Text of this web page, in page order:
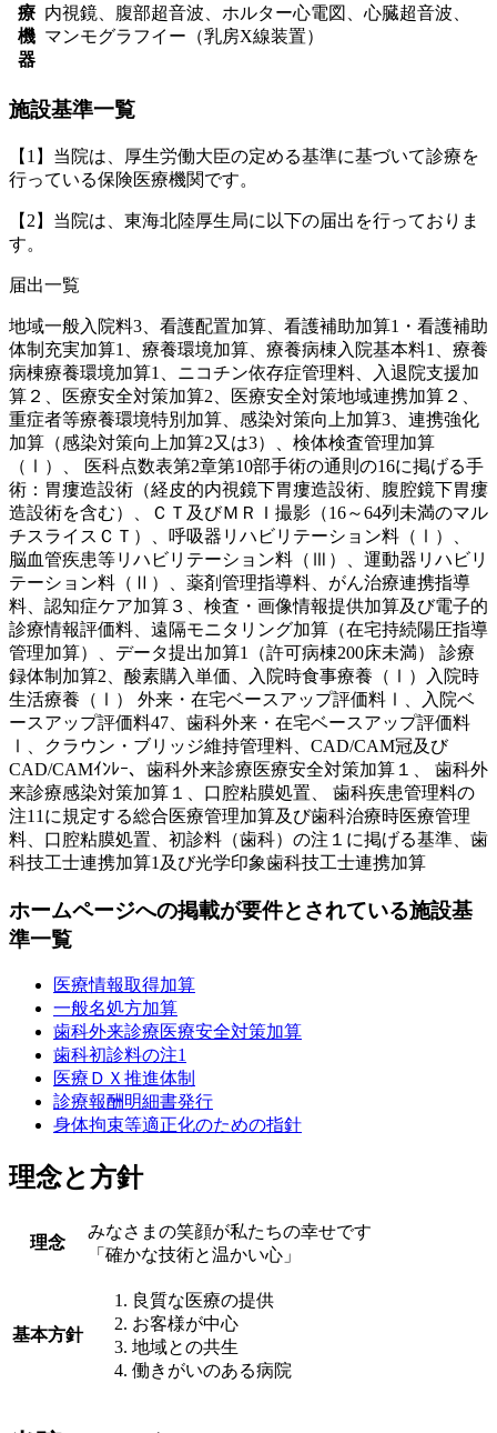
療
機
器
内視鏡、腹部超音波、ホルター心電図、心臓超音波、
マンモグラフイー（乳房X線装置）
施設基準一覧
【1】当院は、厚生労働大臣の定める基準に基づいて診療を
行っている保険医療機関です。
【2】当院は、東海北陸厚生局に以下の届出を行っておりま
す。
届出一覧
地域一般入院料3、看護配置加算、看護補助加算1・看護補助
体制充実加算1、療養環境加算、療養病棟入院基本料1、療養
病棟療養環境加算1、ニコチン依存症管理料、入退院支援加
算２、医療安全対策加算2、医療安全対策地域連携加算２、
重症者等療養環境特別加算、感染対策向上加算3、連携強化
加算（感染対策向上加算2又は3）、検体検査管理加算
（Ⅰ）、 医科点数表第2章第10部手術の通則の16に掲げる手
術：胃瘻造設術（経皮的内視鏡下胃瘻造設術、腹腔鏡下胃瘻
造設術を含む）、ＣＴ及びＭＲＩ撮影（16～64列未満のマル
チスライスＣＴ）、呼吸器リハビリテーション料（Ⅰ）、
脳血管疾患等リハビリテーション料（Ⅲ）、運動器リハビリ
テーション料（Ⅱ）、薬剤管理指導料、がん治療連携指導
料、認知症ケア加算３、検査・画像情報提供加算及び電子的
診療情報評価料、遠隔モニタリング加算（在宅持続陽圧指導
管理加算）、データ提出加算1（許可病棟200床未満） 診療
録体制加算2、酸素購入単価、入院時食事療養（Ⅰ）入院時
生活療養（Ⅰ） 外来・在宅ベースアップ評価料Ⅰ、入院ベ
ースアップ評価料47、歯科外来・在宅ベースアップ評価料
Ⅰ、クラウン・ブリッジ維持管理料、CAD/CAM冠及び
CAD/CAMｲﾝﾚｰ、歯科外来診療医療安全対策加算１、 歯科外
来診療感染対策加算１、口腔粘膜処置、 歯科疾患管理料の
注11に規定する総合医療管理加算及び歯科治療時医療管理
料、口腔粘膜処置、初診料（歯科）の注１に掲げる基準、歯
科技工士連携加算1及び光学印象歯科技工士連携加算
ホームページへの掲載が要件とされている施設基
準一覧
医療情報取得加算
一般名処方加算
歯科外来診療医療安全対策加算
歯科初診料の注1
医療ＤＸ推進体制
診療報酬明細書発行
身体拘束等適正化のための指針
理念と方針
理念
みなさまの笑顔が私たちの幸せです
「確かな技術と温かい心」
基本方針
良質な医療の提供
お客様が中心
地域との共生
働きがいのある病院